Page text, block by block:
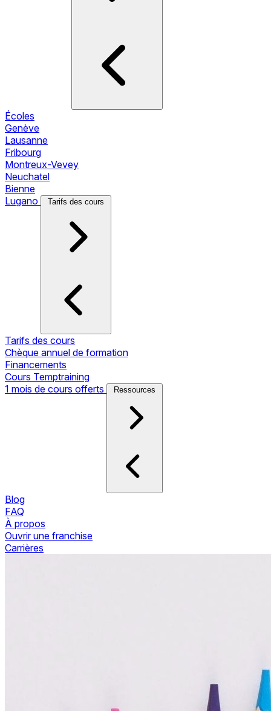
Écoles
Genève
Lausanne
Fribourg
Montreux-Vevey
Neuchatel
Bienne
Lugano
Tarifs des cours
Tarifs des cours
Chèque annuel de formation
Financements
Cours Temptraining
1 mois de cours offerts
Ressources
Blog
FAQ
À propos
Ouvrir une franchise
Carrières